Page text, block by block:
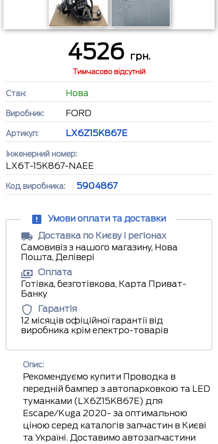
4526 грн.
Тимчасово відсутній
Стан: Нова
Виробник: FORD
Артикул: LX6Z15K867E
Інженерний номер:
LX6T-15K867-NAEE
Код виробника: 5904867
Умови оплати та доставки
Доставка по Києву і регіонах
Самовивіз з нашого магазину, Нова
Пошта, Делівері
Оплата
Готівка, безготівкова, Карта Приват-
Банку
Гарантія
12 місяців офіційної гарантії від
виробника крім електро-товарів
Опис:
Рекомендуємо купити Проводка в
передній бампер з автопарковкою та LED
туманками (LX6Z15K867E) для
Escape/Kuga 2020- за оптимальною
ціною серед каталогів запчастин в Києві
та Україні. Доставимо автозапчастини